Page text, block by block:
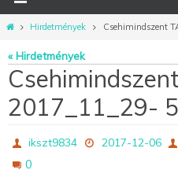
OtthonHirdetmények Csehimindszent
« Hirdetmények
2017_11_29- 5
ikszt9834 2017-12-06
0